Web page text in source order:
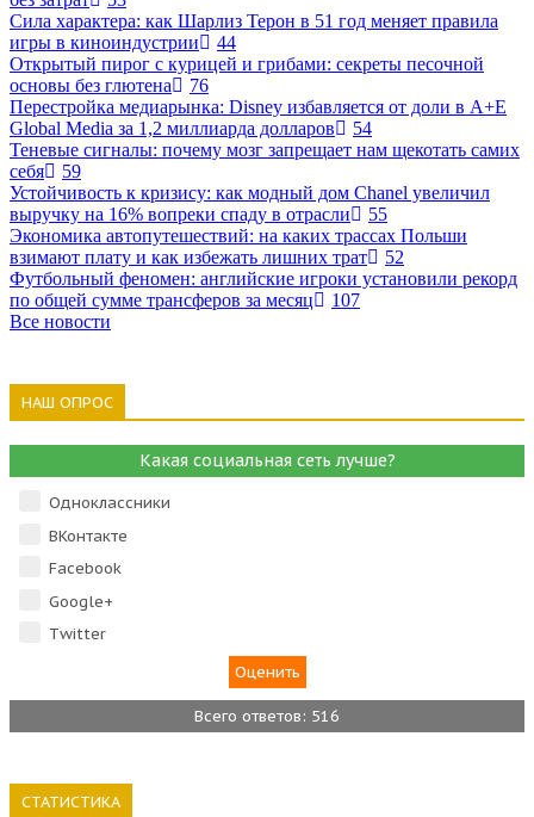
Сила характера: как Шарлиз Терон в 51 год меняет правила
игры в киноиндустрии
44
Открытый пирог с курицей и грибами: секреты песочной
основы без глютена
76
Перестройка медиарынка: Disney избавляется от доли в A+E
Global Media за 1,2 миллиарда долларов
54
Теневые сигналы: почему мозг запрещает нам щекотать самих
себя
59
Устойчивость к кризису: как модный дом Chanel увеличил
выручку на 16% вопреки спаду в отрасли
55
Экономика автопутешествий: на каких трассах Польши
взимают плату и как избежать лишних трат
52
Футбольный феномен: английские игроки установили рекорд
по общей сумме трансферов за месяц
107
Все новости
НАШ ОПРОС
Какая социальная сеть лучше?
Одноклассники
ВКонтакте
Facebook
Google+
Тwitter
Всего ответов: 516
СТАТИСТИКА